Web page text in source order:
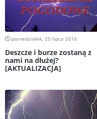
poniedziałek, 25 lipca 2016
Deszcze i burze zostaną z
nami na dłużej?
[AKTUALIZACJA]